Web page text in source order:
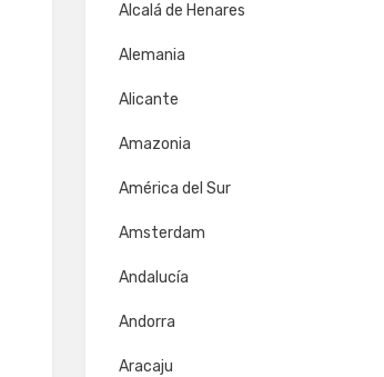
Alcalá de Henares
Alemania
Alicante
Amazonia
América del Sur
Amsterdam
Andalucía
Andorra
Aracaju